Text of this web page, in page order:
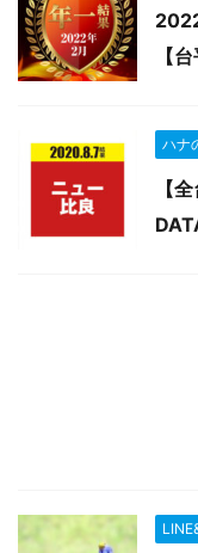
【
ハナ
【